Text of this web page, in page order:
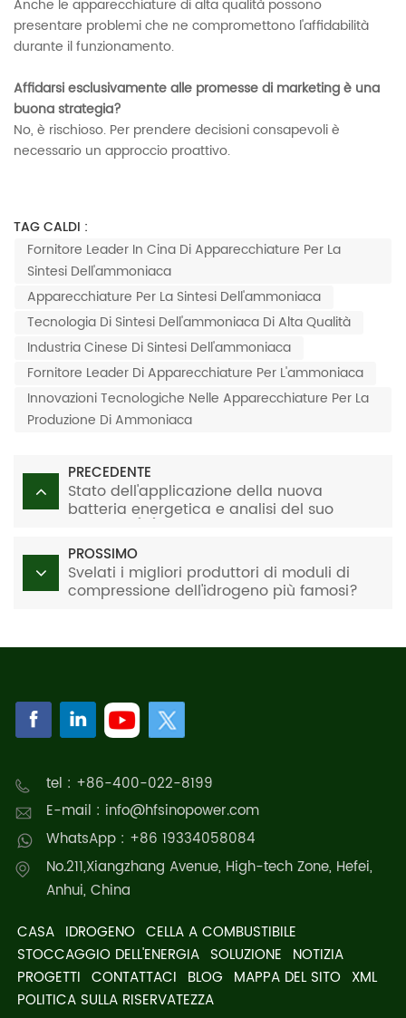
Anche le apparecchiature di alta qualità possono
presentare problemi che ne compromettono l'affidabilità
durante il funzionamento.
Affidarsi esclusivamente alle promesse di marketing è una
buona strategia?
No, è rischioso. Per prendere decisioni consapevoli è
necessario un approccio proattivo.
TAG CALDI :
Fornitore Leader In Cina Di Apparecchiature Per La
Sintesi Dell'ammoniaca
Apparecchiature Per La Sintesi Dell'ammoniaca
Tecnologia Di Sintesi Dell'ammoniaca Di Alta Qualità
Industria Cinese Di Sintesi Dell'ammoniaca
Fornitore Leader Di Apparecchiature Per L'ammoniaca
Innovazioni Tecnologiche Nelle Apparecchiature Per La
Produzione Di Ammoniaca
PRECEDENTE
Stato dell'applicazione della nuova
batteria energetica e analisi del suo
PROSSIMO
Svelati i migliori produttori di moduli di
compressione dell'idrogeno più famosi?
tel : +86-400-022-8199
E-mail : info@hfsinopower.com
WhatsApp : +86 19334058084
No.211,Xiangzhang Avenue, High-tech Zone, Hefei,
Anhui, China
CASA IDROGENO CELLA A COMBUSTIBILE
STOCCAGGIO DELL'ENERGIA SOLUZIONE NOTIZIA
PROGETTI CONTATTACI BLOG MAPPA DEL SITO XML
POLITICA SULLA RISERVATEZZA